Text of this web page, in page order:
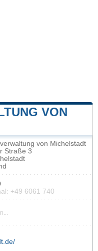
VON
von Michelstadt
Straße 3
+49 6061 740